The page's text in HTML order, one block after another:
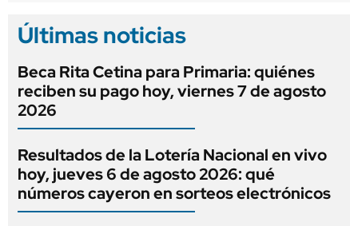
Últimas noticias
Beca Rita Cetina para Primaria: quiénes
reciben su pago hoy, viernes 7 de agosto
2026
Resultados de la Lotería Nacional en vivo
hoy, jueves 6 de agosto 2026: qué
números cayeron en sorteos electrónicos